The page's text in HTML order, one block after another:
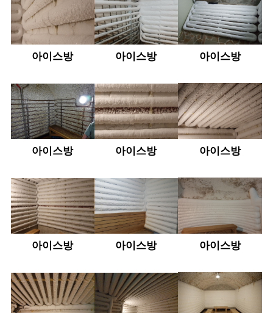
아이스방 아이스방 아이스방
아이스방 아이스방 아이스방
아이스방 아이스방 아이스방